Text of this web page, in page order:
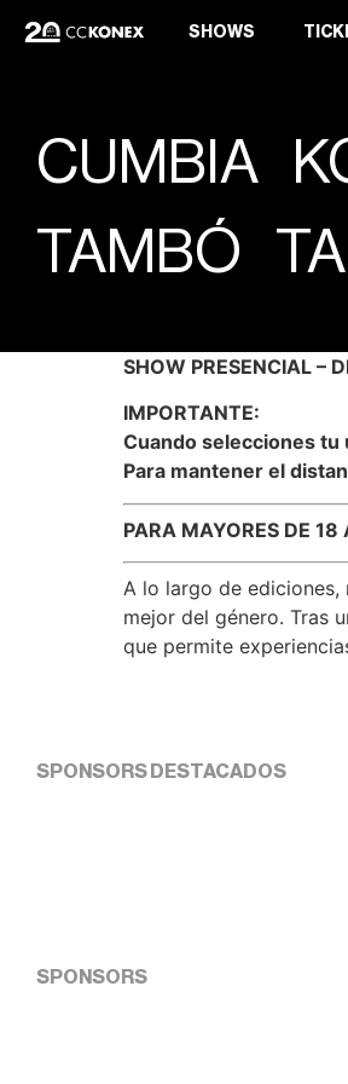
SHOWS
CUMBIA
TAMBÓ
SHOW PRESENCIAL –
IMPORTANTE:
Cuando selecciones tu
Para mantener el
PARA MAYORES DE 18
A lo largo de
mejor del género. Tras
que permite
SPONSORS DESTACADOS
SPONSORS